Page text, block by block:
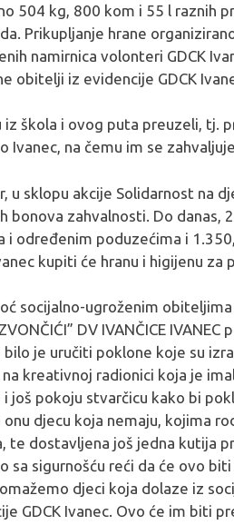
504 kg, 800 kom i 55 l raznih
Prikupljanje hrane
namirnica volonteri GDCK
obitelji iz evidencije GDCK
iz škola i ovog puta preuzeli, tj.
Ivanec, na čemu im se
u sklopu akcije Solidarnost na
bonova zahvalnosti. Do danas,
i određenim poduzećima i
kupiti će hranu i higijenu
socijalno-ugroženim
DV IVANČICE
je uručiti poklone koje su
kreativnoj radionici koja je
i još pokoju stvarčicu kako bi
onu djecu koja nemaju, kojima
te dostavljena još jedna kutija
sa sigurnošću reći da će ovo
djeci koja dolaze iz
GDCK Ivanec. Ovo će im biti